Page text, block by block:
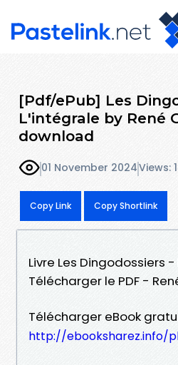
[Pdf/ePub] Les
L'intégrale by René
download
01 November 2024Views:
Copy Link Copy Shortlink
Livre Les Dingodossiers
Télécharger le PDF -
Télécharger eBook
http://ebooksharez.info/